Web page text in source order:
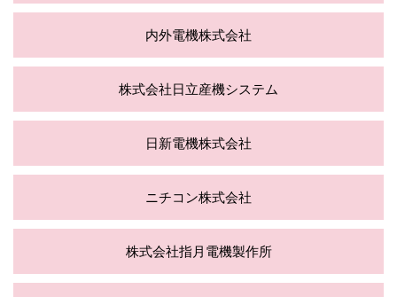
内外電機株式会社
株式会社日立産機システム
日新電機株式会社
ニチコン株式会社
株式会社指月電機製作所